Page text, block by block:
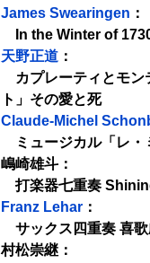
James Swearingen ：
In the Winter of
天野正道 ：
カプレーティとモン
ト」その愛と死
Claude-Michel
ミュージカル「レ・
嶋崎雄斗：
打楽器七重奏
Franz Lehar ：
サックス四重奏 喜歌
村松崇継：